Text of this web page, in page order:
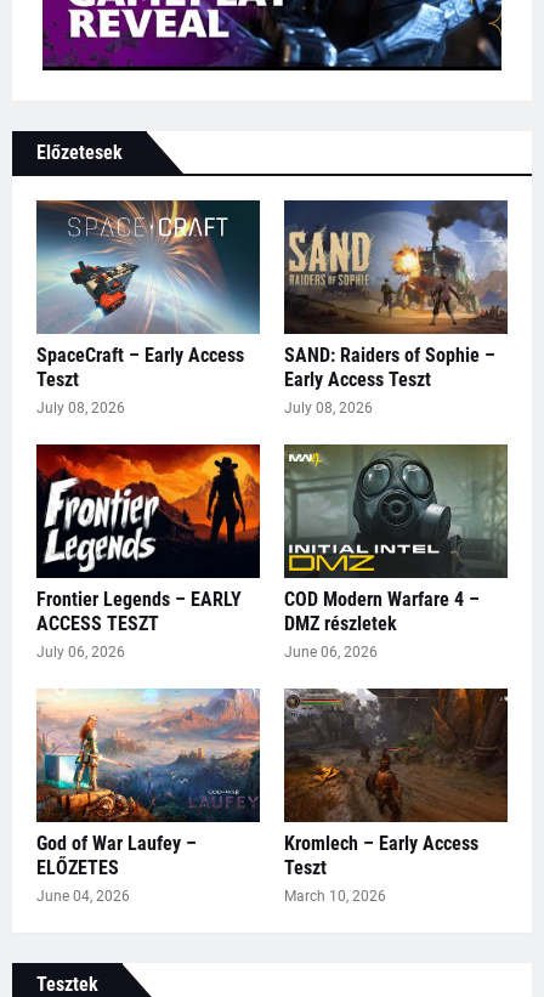
Előzetesek
SpaceCraft – Early Access
Teszt
July 08, 2026
SAND: Raiders of Sophie –
Early Access Teszt
July 08, 2026
Frontier Legends – EARLY
ACCESS TESZT
July 06, 2026
COD Modern Warfare 4 –
DMZ részletek
June 06, 2026
God of War Laufey –
ELŐZETES
June 04, 2026
Kromlech – Early Access
Teszt
March 10, 2026
Tesztek